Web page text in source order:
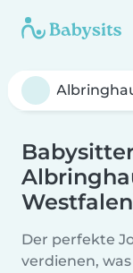
Der perfekte
verdienen,